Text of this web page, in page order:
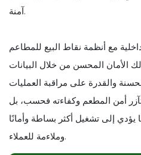
آمنة.
مع أنظمة نقاط البيع للمطاعم
الأمان المحسن من خلال البيانات
والقدرة على مراقبة العمليات
أمن المطعم وكفاءته فحسب، بل
يؤدي إلى تشغيل أكثر بساطة وأمانًا
وملاءمة للعملاء.